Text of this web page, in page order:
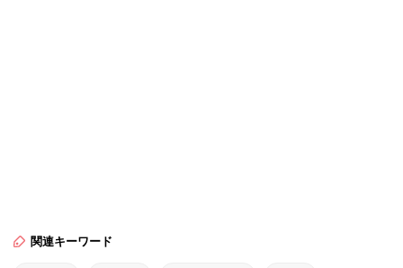
関連キーワード